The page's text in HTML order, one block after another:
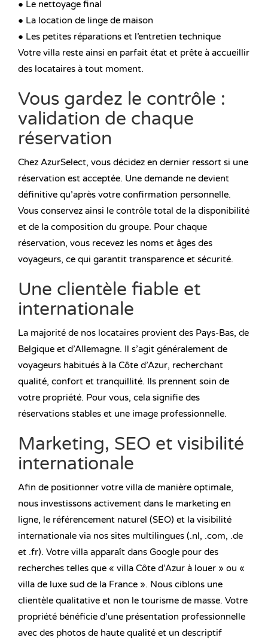
● Le nettoyage final
● La location de linge de maison
● Les petites réparations et l’entretien technique
Votre villa reste ainsi en parfait état et prête à accueillir
des locataires à tout moment.
Vous gardez le contrôle :
validation de chaque
réservation
Chez AzurSelect, vous décidez en dernier ressort si une
réservation est acceptée. Une demande ne devient
définitive qu’après votre confirmation personnelle.
Vous conservez ainsi le contrôle total de la disponibilité
et de la composition du groupe. Pour chaque
réservation, vous recevez les noms et âges des
voyageurs, ce qui garantit transparence et sécurité.
Une clientèle fiable et
internationale
La majorité de nos locataires provient des Pays-Bas, de
Belgique et d’Allemagne. Il s’agit généralement de
voyageurs habitués à la Côte d’Azur, recherchant
qualité, confort et tranquillité. Ils prennent soin de
votre propriété. Pour vous, cela signifie des
réservations stables et une image professionnelle.
Marketing, SEO et visibilité
internationale
Afin de positionner votre villa de manière optimale,
nous investissons activement dans le marketing en
ligne, le référencement naturel (SEO) et la visibilité
internationale via nos sites multilingues (.nl, .com, .de
et .fr). Votre villa apparaît dans Google pour des
recherches telles que « villa Côte d’Azur à louer » ou «
villa de luxe sud de la France ». Nous ciblons une
clientèle qualitative et non le tourisme de masse. Votre
propriété bénéficie d’une présentation professionnelle
avec des photos de haute qualité et un descriptif